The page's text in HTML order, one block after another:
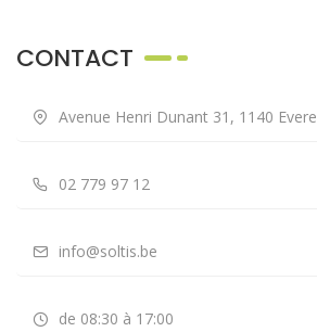
CONTACT
Avenue Henri Dunant 31, 1140 Evere
02 779 97 12
info@soltis.be
de 08:30 à 17:00